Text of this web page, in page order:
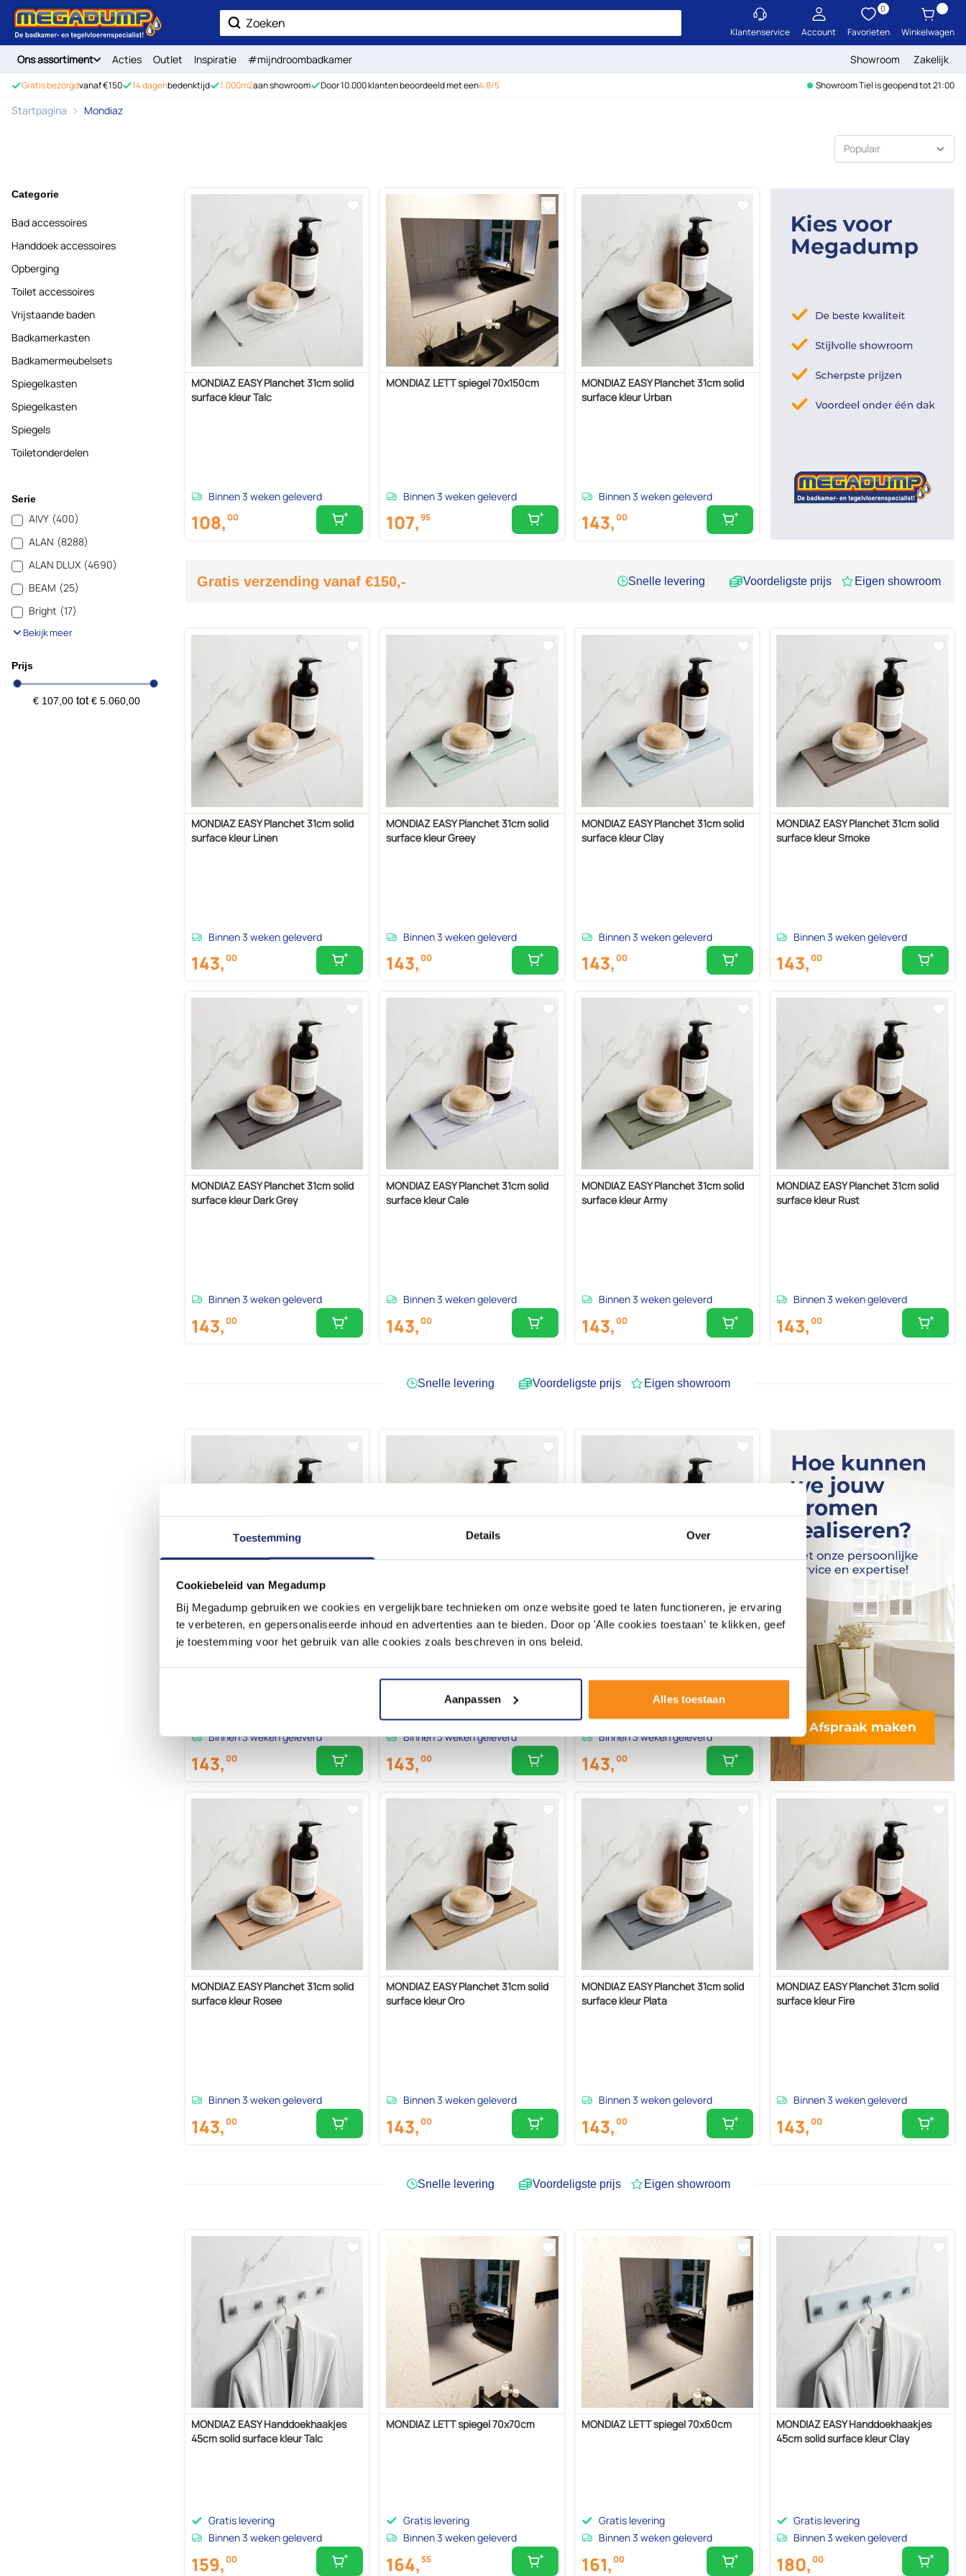
Toestemming Details Over
Cookiebeleid van Megadump
Bij Megadump gebruiken we cookies en vergelijkbare technieken om onze website goed te laten functioneren, je ervaring
te verbeteren, en gepersonaliseerde inhoud en advertenties aan te bieden. Door op 'Alle cookies toestaan' te klikken, geef
je toestemming voor het gebruik van alle cookies zoals beschreven in ons beleid.
Aanpassen Alles toestaan
Ga naar de inhoud
Zoek Klantenservice Account Favorieten
0
Winkelwagen
Ons assortiment Acties Outlet Inspiratie #mijndroombadkamer Showroom Zakelijk
Gratis bezorgdvanaf €150 14 dagenbedenktijd 1.000m2aan showroom Door 10.000 klanten beoordeeld met een4.8/5 Showroom Tiel is geopend tot 21:00
Startpagina Mondiaz
Categorie
Bad accessoires
Handdoek accessoires
Opberging
Toilet accessoires
Vrijstaande baden
Badkamerkasten
Badkamermeubelsets
Spiegelkasten
Spiegelkasten
Spiegels
Toiletonderdelen
Serie
AIVY (400)
ALAN (8288)
ALAN DLUX (4690)
BEAM (25)
Bright (17)
Bekijk meer
Prijs
€ 107,00 tot € 5.060,00
Sorteer op
MONDIAZ EASY Planchet 31cm solid
surface kleur Talc
Binnen 3 weken geleverd
108,00
MONDIAZ LETT spiegel 70x150cm
Binnen 3 weken geleverd
107,95
MONDIAZ EASY Planchet 31cm solid
surface kleur Urban
Binnen 3 weken geleverd
143,00
Gratis verzending vanaf €150,- Snelle levering Voordeligste prijs Eigen showroom
MONDIAZ EASY Planchet 31cm solid
surface kleur Linen
Binnen 3 weken geleverd
143,00
MONDIAZ EASY Planchet 31cm solid
surface kleur Greey
Binnen 3 weken geleverd
143,00
MONDIAZ EASY Planchet 31cm solid
surface kleur Clay
Binnen 3 weken geleverd
143,00
MONDIAZ EASY Planchet 31cm solid
surface kleur Smoke
Binnen 3 weken geleverd
143,00
MONDIAZ EASY Planchet 31cm solid
surface kleur Dark Grey
Binnen 3 weken geleverd
143,00
MONDIAZ EASY Planchet 31cm solid
surface kleur Cale
Binnen 3 weken geleverd
143,00
MONDIAZ EASY Planchet 31cm solid
surface kleur Army
Binnen 3 weken geleverd
143,00
MONDIAZ EASY Planchet 31cm solid
surface kleur Rust
Binnen 3 weken geleverd
143,00
Snelle levering Voordeligste prijs Eigen showroom
MONDIAZ EASY Planchet 31cm solid
surface kleur Jeans
Binnen 3 weken geleverd
143,00
MONDIAZ EASY Planchet 31cm solid
surface kleur Ocher
Binnen 3 weken geleverd
143,00
MONDIAZ EASY Planchet 31cm solid
Binnen 3 weken geleverd
143,00
MONDIAZ EASY Planchet 31cm solid
surface kleur Rosee
Binnen 3 weken geleverd
143,00
MONDIAZ EASY Planchet 31cm solid
surface kleur Oro
Binnen 3 weken geleverd
143,00
MONDIAZ EASY Planchet 31cm solid
surface kleur Plata
Binnen 3 weken geleverd
143,00
MONDIAZ EASY Planchet 31cm solid
surface kleur Fire
Binnen 3 weken geleverd
143,00
Snelle levering Voordeligste prijs Eigen showroom
MONDIAZ EASY Handdoekhaakjes
45cm solid surface kleur Talc
Gratis levering
Binnen 3 weken geleverd
159,00
MONDIAZ LETT spiegel 70x70cm
Gratis levering
Binnen 3 weken geleverd
164,55
MONDIAZ LETT spiegel 70x60cm
Gratis levering
Binnen 3 weken geleverd
161,00
MONDIAZ EASY Handdoekhaakjes
45cm solid surface kleur Clay
Gratis levering
Binnen 3 weken geleverd
180,00